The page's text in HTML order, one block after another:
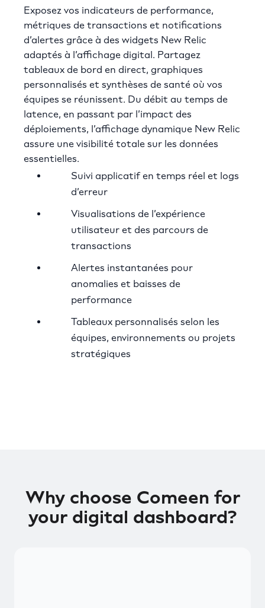
Exposez vos indicateurs de performance,
métriques de transactions et notifications
d’alertes grâce à des widgets New Relic
adaptés à l’affichage digital. Partagez
tableaux de bord en direct, graphiques
personnalisés et synthèses de santé où vos
équipes se réunissent. Du débit au temps de
latence, en passant par l’impact des
déploiements, l’affichage dynamique New Relic
assure une visibilité totale sur les données
essentielles.
Suivi applicatif en temps réel et logs
d’erreur
Visualisations de l’expérience
utilisateur et des parcours de
transactions
Alertes instantanées pour
anomalies et baisses de
performance
Tableaux personnalisés selon les
équipes, environnements ou projets
stratégiques
Why choose Comeen for
your digital dashboard?